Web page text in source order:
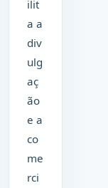
ilit
a a
div
ulg
aç
ão
e a
co
me
rci